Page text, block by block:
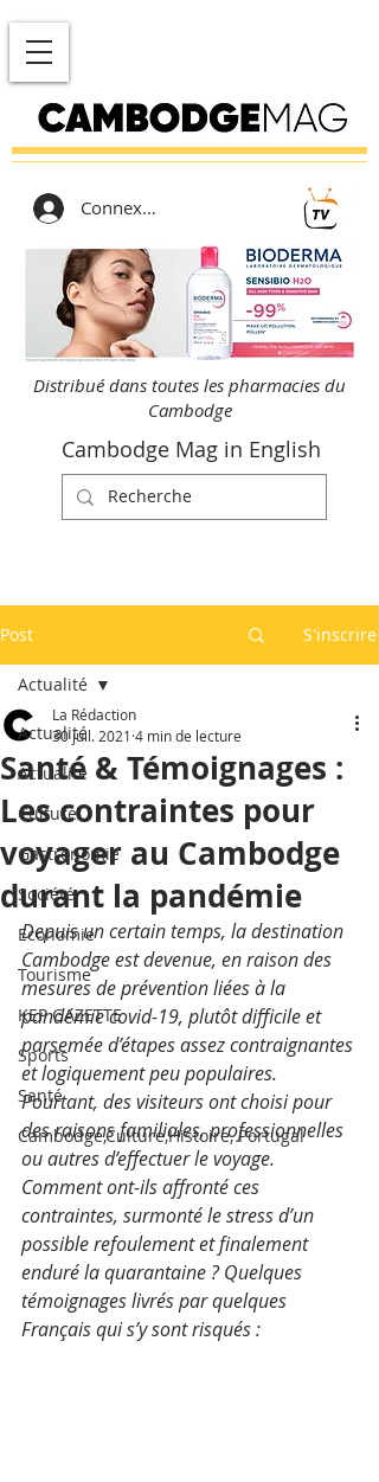
Connexion
Distribué dans toutes les pharmacies du
Cambodge
Cambodge Mag in English
Post S'inscrire
Actualité
Actualité
Culture
Gastronomie
Société
Economie
Tourisme
KEP GAZETTE
Sports
Santé
Cambodge,Culture,Histoire, Portugal
Actualité
Santé & Témoignages :
Les contraintes pour
voyager au Cambodge
durant la pandémie
La Rédaction
30 juil. 2021 4 min de lecture
Depuis un certain temps, la destination
Cambodge est devenue, en raison des
mesures de prévention liées à la
pandémie covid-19, plutôt difficile et
parsemée d’étapes assez contraignantes
et logiquement peu populaires.
Pourtant, des visiteurs ont choisi pour
des raisons familiales, professionnelles
ou autres d’effectuer le voyage.
Comment ont-ils affronté ces
contraintes, surmonté le stress d’un
possible refoulement et finalement
enduré la quarantaine ? Quelques
témoignages livrés par quelques
Français qui s’y sont risqués :